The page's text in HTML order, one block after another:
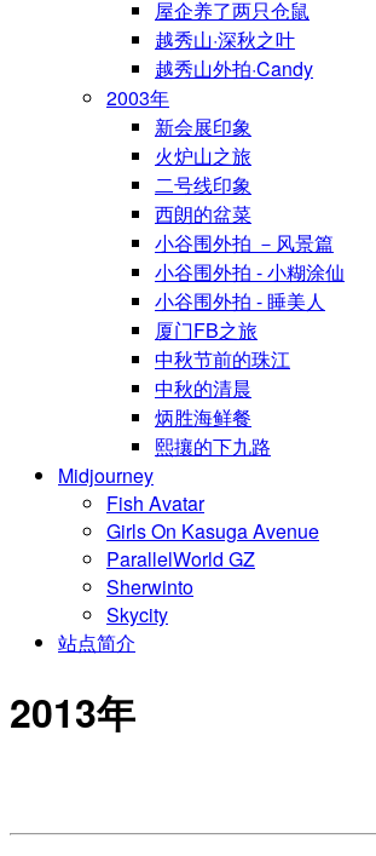
屋企养了两只仓鼠
越秀山·深秋之叶
越秀山外拍·Candy
2003年
新会展印象
火炉山之旅
二号线印象
西朗的盆菜
小谷围外拍 －风景篇
小谷围外拍 - 小糊涂仙
小谷围外拍 - 睡美人
厦门FB之旅
中秋节前的珠江
中秋的清晨
炳胜海鲜餐
熙攘的下九路
Midjourney
Fish Avatar
Girls On Kasuga Avenue
ParallelWorld GZ
Sherwinto
Skycity
站点简介
2013年